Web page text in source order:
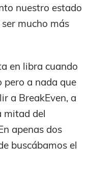
nuestro estado
mucho más
en libra cuando
pero a nada que
a BreakEven, a
mitad del
apenas dos
buscábamos el